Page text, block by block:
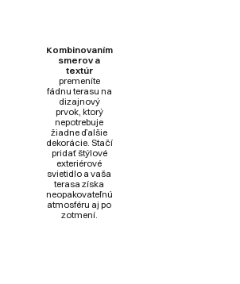
Kombinovaním
smerov a
textúr
premeníte
fádnu terasu na
dizajnový
prvok, ktorý
nepotrebuje
žiadne ďalšie
dekorácie. Stačí
pridať štýlové
exteriérové
svietidlo a vaša
terasa získa
neopakovateľnú
atmosféru aj po
zotmení.